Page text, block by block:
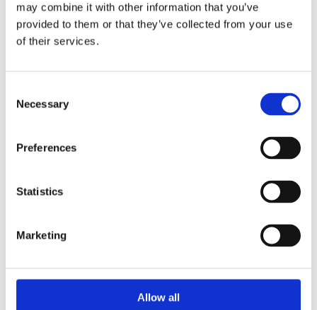
may combine it with other information that you’ve
provided to them or that they’ve collected from your use
of their services.
Selection
Necessary
Preferences
Statistics
Marketing
Allow all
Opdag flere kosttilskud